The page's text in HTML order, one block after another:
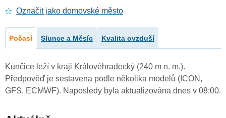
Označit jako domovské město
Počasí Slunce a Měsíc Kvalita ovzduší
Kunčice leží v kraji Královéhradecký (240 m n. m.).
Předpověď je sestavena podle několika modelů (ICON,
GFS, ECMWF). Naposledy byla aktualizována dnes v 08:00.